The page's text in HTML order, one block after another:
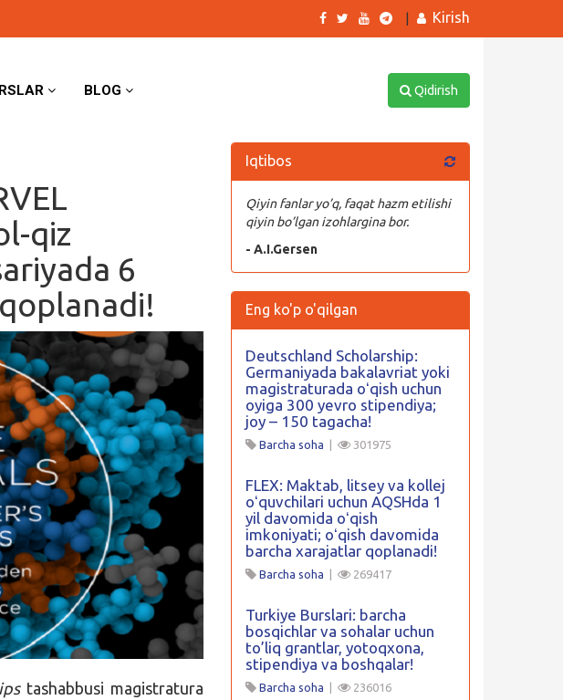
Kirish
BLOG Qidirish
qiz
6
tashabbusi magistratura
Iqtibos
Qiyin fanlar yo’q, faqat hazm etilishi
qiyin bo’lgan izohlargina bor.
- A.I.Gersen
Eng ko'p o'qilgan
Deutschland Scholarship:
Germaniyada bakalavriat yoki
magistraturada oʻqish uchun
oyiga 300 yevro stipendiya;
joy – 150 tagacha!
Barcha soha 301975
FLEX: Maktab, litsey va kollej
oʻquvchilari uchun AQSHda 1
yil davomida oʻqish
imkoniyati; oʻqish davomida
barcha xarajatlar qoplanadi!
Barcha soha 269417
Turkiye Burslari: barcha
bosqichlar va sohalar uchun
to’liq grantlar, yotoqxona,
stipendiya va boshqalar!
Barcha soha 236016